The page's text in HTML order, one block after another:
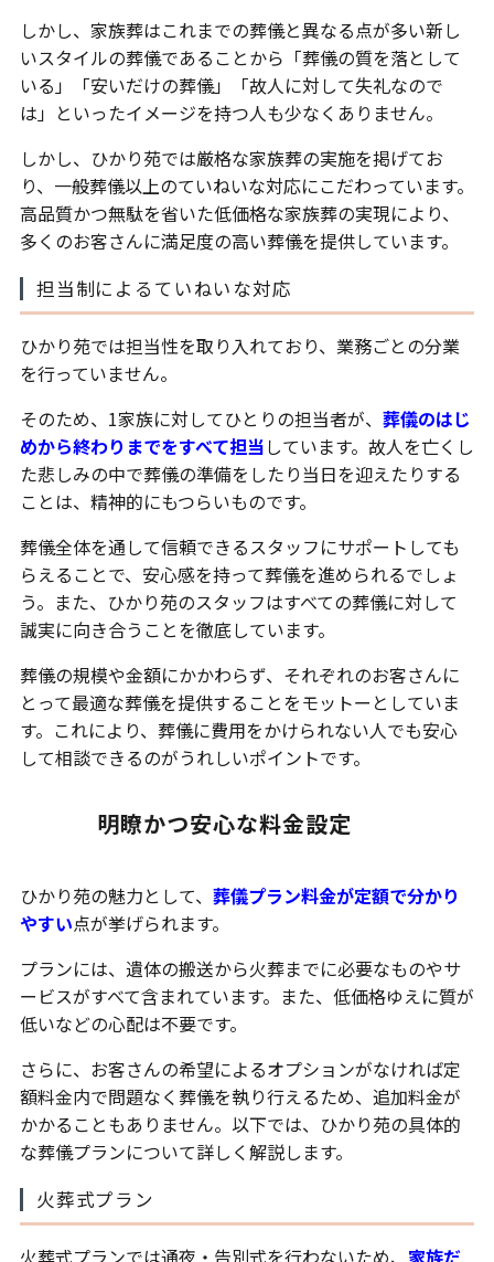
しかし、家族葬はこれまでの葬儀と異なる点が多い新し
いスタイルの葬儀であることから「葬儀の質を落として
いる」「安いだけの葬儀」「故人に対して失礼なので
は」といったイメージを持つ人も少なくありません。
しかし、ひかり苑では厳格な家族葬の実施を掲げてお
り、一般葬儀以上のていねいな対応にこだわっています。
高品質かつ無駄を省いた低価格な家族葬の実現により、
多くのお客さんに満足度の高い葬儀を提供しています。
担当制によるていねいな対応
ひかり苑では担当性を取り入れており、業務ごとの分業
を行っていません。
そのため、1家族に対してひとりの担当者が、 葬儀のはじ
めから終わりまでをすべて担当しています。故人を亡くし
た悲しみの中で葬儀の準備をしたり当日を迎えたりする
ことは、精神的にもつらいものです。
葬儀全体を通して信頼できるスタッフにサポートしても
らえることで、安心感を持って葬儀を進められるでしょ
う。また、ひかり苑のスタッフはすべての葬儀に対して
誠実に向き合うことを徹底しています。
葬儀の規模や金額にかかわらず、それぞれのお客さんに
とって最適な葬儀を提供することをモットーとしていま
す。これにより、葬儀に費用をかけられない人でも安心
して相談できるのがうれしいポイントです。
明瞭かつ安心な料金設定
ひかり苑の魅力として、 葬儀プラン料金が定額で分かり
やすい点が挙げられます。
プランには、遺体の搬送から火葬までに必要なものやサ
ービスがすべて含まれています。また、低価格ゆえに質が
低いなどの心配は不要です。
さらに、お客さんの希望によるオプションがなければ定
額料金内で問題なく葬儀を執り行えるため、追加料金が
かかることもありません。以下では、ひかり苑の具体的
な葬儀プランについて詳しく解説します。
火葬式プラン
火葬式プランでは通夜・告別式を行わないため、 家族だ